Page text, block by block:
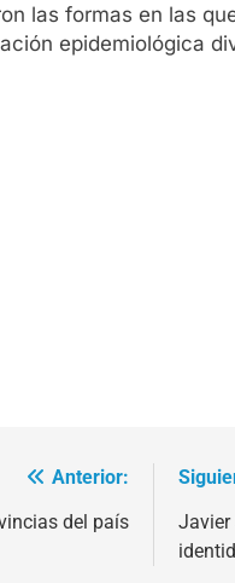
las formas en las
epidemiológica
Anterior:
del país
Javier